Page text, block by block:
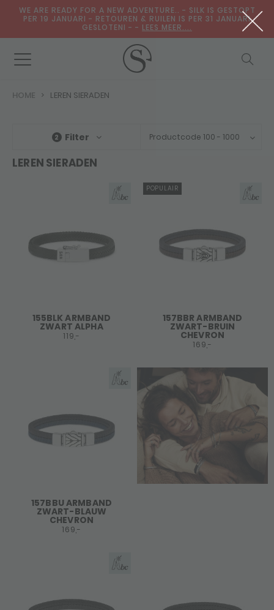
WE ARE READY FOR A NEW ADVENTURE.. - SILK IS GESTOPT
PER 19 JANUARI - RETOUREN & RUILEN IS PER 31 JANUARI
GESLOTENI - - LEES MEER....
HOME LEREN SIERADEN
2 Filter Productcode 100 - 1000
LEREN SIERADEN
155BLK ARMBAND
ZWART ALPHA
119,-
POPULAIR
157BBR ARMBAND
ZWART-BRUIN
CHEVRON
169,-
157BBU ARMBAND
ZWART-BLAUW
CHEVRON
169,-